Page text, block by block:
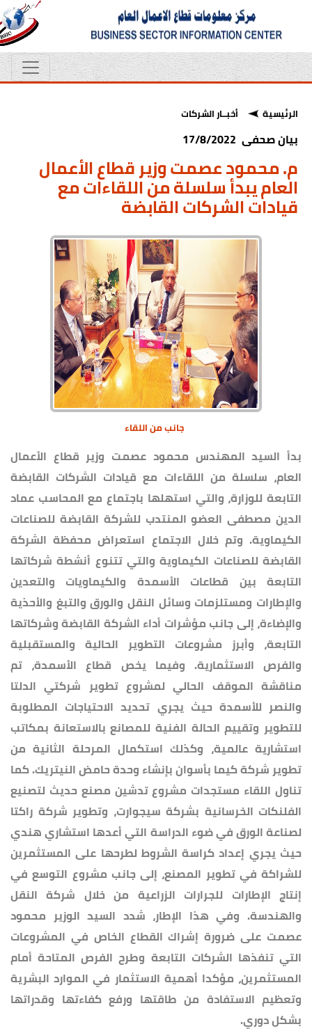
الرئيسية أخبــار الشركات
بيان صحفى 17/8/2022
م. محمود عصمت وزير قطاع الأعمال
العام يبدأ سلسلة من اللقاءات مع
قيادات الشركات القابضة
جانب من اللقاء
بدأ السيد المهندس محمود عصمت وزير قطاع الأعمال
العام، سلسلة من اللقاءات مع قيادات الشركات القابضة
التابعة للوزارة، والتي استهلها باجتماع مع المحاسب عماد
الدين مصطفى العضو المنتدب للشركة القابضة للصناعات
الكيماوية. وتم خلال الاجتماع استعراض محفظة الشركة
القابضة للصناعات الكيماوية والتي تتنوع أنشطة شركاتها
التابعة بين قطاعات الأسمدة والكيماويات والتعدين
والإطارات ومستلزمات وسائل النقل والورق والتبغ والأحذية
والإضاءة، إلى جانب مؤشرات أداء الشركة القابضة وشركاتها
التابعة، وأبرز مشروعات التطوير الحالية والمستقبلية
والفرص الاستثمارية. وفيما يخص قطاع الأسمدة، تم
مناقشة الموقف الحالي لمشروع تطوير شركتي الدلتا
والنصر للأسمدة حيث يجري تحديد الاحتياجات المطلوبة
للتطوير وتقييم الحالة الفنية للمصانع بالاستعانة بمكاتب
استشارية عالمية، وكذلك استكمال المرحلة الثانية من
تطوير شركة كيما بأسوان بإنشاء وحدة حامض النيتريك. كما
تناول اللقاء مستجدات مشروع تدشين مصنع حديث لتصنيع
الفلنكات الخرسانية بشركة سيجوارت، وتطوير شركة راكتا
لصناعة الورق في ضوء الدراسة التي أعدها استشاري هندي
حيث يجري إعداد كراسة الشروط لطرحها على المستثمرين
للشراكة في تطوير المصنع، إلى جانب مشروع التوسع في
إنتاج الإطارات للجرارات الزراعية من خلال شركة النقل
والهندسة. وفي هذا الإطار، شدد السيد الوزير محمود
عصمت على ضرورة إشراك القطاع الخاص في المشروعات
التي تنفذها الشركات التابعة وطرح الفرص المتاحة أمام
المستثمرين، مؤكدا أهمية الاستثمار في الموارد البشرية
وتعظيم الاستفادة من طاقتها ورفع كفاءتها وقدراتها
بشكل دوري.